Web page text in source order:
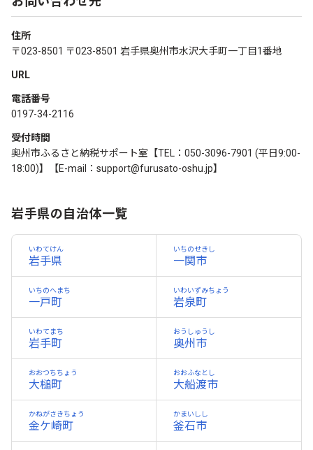
住所
〒023-8501 〒023-8501 岩手県奥州市水沢大手町一丁目1番地
URL
電話番号
0197-34-2116
受付時間
奥州市ふるさと納税サポート室【TEL：050-3096-7901 (平日9:00-
18:00)】【E-mail：support@furusato-oshu.jp】
岩手県の自治体一覧
岩手県
いわてけん
一関市
いちのせきし
一戸町
いちのへまち
岩泉町
いわいずみちょう
岩手町
いわてまち
奥州市
おうしゅうし
大槌町
おおつちちょう
大船渡市
おおふなとし
金ケ崎町
かねがさきちょう
釜石市
かまいしし